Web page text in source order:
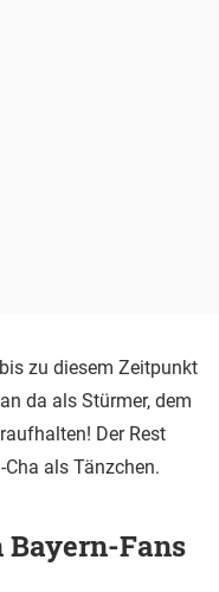
zu diesem Zeitpunkt
da als Stürmer, dem
Der Rest
als Tänzchen.
Bayern-Fans